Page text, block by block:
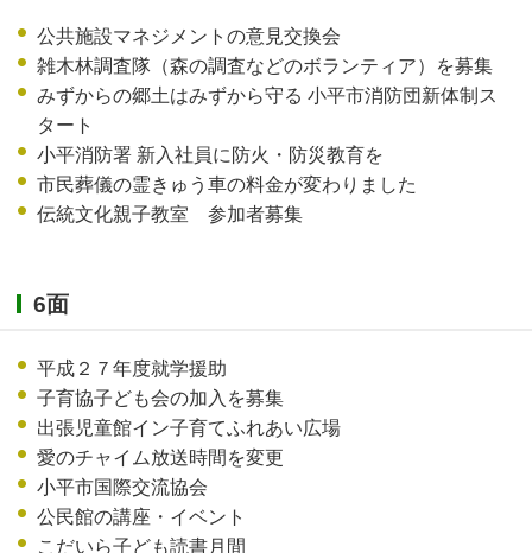
公共施設マネジメントの意見交換会
雑木林調査隊（森の調査などのボランティア）を募集
みずからの郷土はみずから守る 小平市消防団新体制ス
タート
小平消防署 新入社員に防火・防災教育を
市民葬儀の霊きゅう車の料金が変わりました
伝統文化親子教室 参加者募集
6面
平成２７年度就学援助
子育協子ども会の加入を募集
出張児童館イン子育てふれあい広場
愛のチャイム放送時間を変更
小平市国際交流協会
公民館の講座・イベント
こだいら子ども読書月間